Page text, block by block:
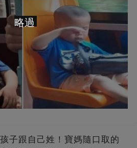
子跟自己姓！寶媽隨口取的
略過